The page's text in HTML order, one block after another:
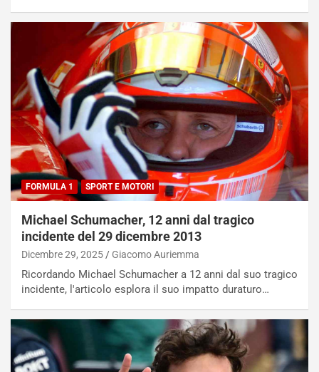
FORMULA 1 SPORT E MOTORI
Michael Schumacher, 12 anni dal tragico
incidente del 29 dicembre 2013
Dicembre 29, 2025 Giacomo Auriemma
Ricordando Michael Schumacher a 12 anni dal suo tragico
incidente, l'articolo esplora il suo impatto duraturo…